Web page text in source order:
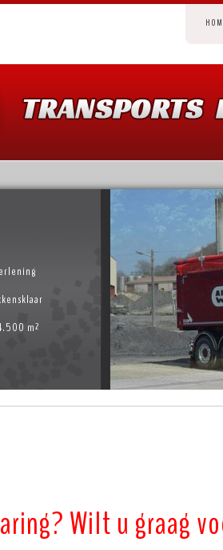
m²
Wilt u graag